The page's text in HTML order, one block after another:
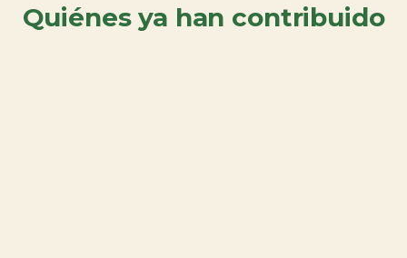
Quiénes ya han contribuido